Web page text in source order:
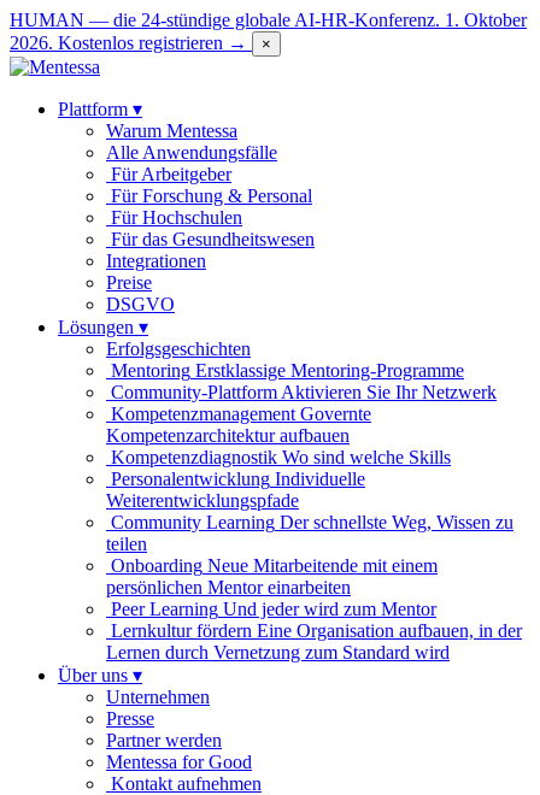
HUMAN — die 24-stündige globale AI-HR-Konferenz. 1. Oktober
2026. Kostenlos registrieren → ×
Plattform ▾
Warum Mentessa
Alle Anwendungsfälle
Für Arbeitgeber
Für Forschung & Personal
Für Hochschulen
Für das Gesundheitswesen
Integrationen
Preise
DSGVO
Lösungen ▾
Erfolgsgeschichten
Mentoring Erstklassige Mentoring-Programme
Community-Plattform Aktivieren Sie Ihr Netzwerk
Kompetenzmanagement Governte
Kompetenzarchitektur aufbauen
Kompetenzdiagnostik Wo sind welche Skills
Personalentwicklung Individuelle
Weiterentwicklungspfade
Community Learning Der schnellste Weg, Wissen zu
teilen
Onboarding Neue Mitarbeitende mit einem
persönlichen Mentor einarbeiten
Peer Learning Und jeder wird zum Mentor
Lernkultur fördern Eine Organisation aufbauen, in der
Lernen durch Vernetzung zum Standard wird
Über uns ▾
Unternehmen
Presse
Partner werden
Mentessa for Good
Kontakt aufnehmen